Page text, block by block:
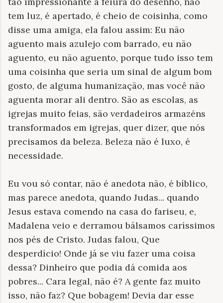
tem luz, é apertado, é cheio de coisinha, como
disse uma amiga, ela falou assim: Eu não
aguento mais azulejo com barrado, eu não
aguento, eu não aguento, porque tudo isso tem
uma coisinha que seria um sinal de algum bom
gosto, de alguma humanização, mas você não
aguenta morar ali dentro. São as escolas, as
igrejas muito feias, são verdadeiros armazéns
transformados em igrejas, quer dizer, que nós
precisamos da beleza. Beleza não é luxo, é
necessidade.
Eu vou só contar, não é anedota não, é bíblico,
mas parece anedota, quando Judas... quando
Jesus estava comendo na casa do fariseu, e,
Madalena veio e derramou bálsamos caríssimos
nos pés de Cristo. Judas falou, Que
desperdício! Onde já se viu fazer uma coisa
dessa? Dinheiro que podia dá comida aos
pobres... Cara legal, não é? A gente faz muito
isso, não faz? Que bobagem! Devia dar esse